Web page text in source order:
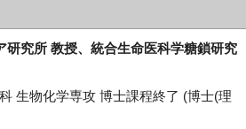
究所 教授、統合生命医科学糖鎖研究
生物化学専攻 博士課程終了 (博士(理